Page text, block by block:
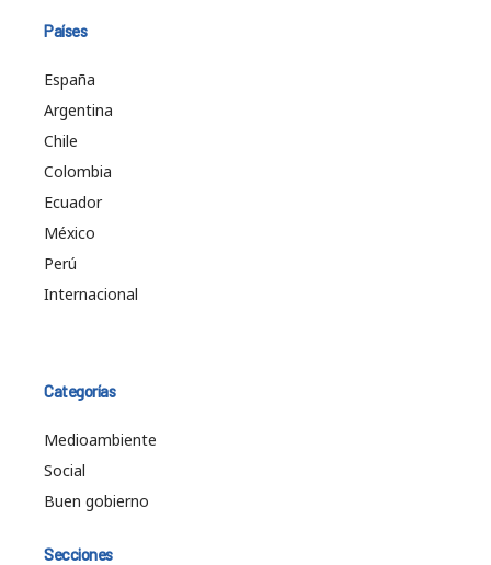
Países
España
Argentina
Chile
Colombia
Ecuador
México
Perú
Internacional
Categorías
Medioambiente
Social
Buen gobierno
Secciones